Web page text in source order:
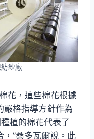
紗廠
花，這些棉花根據
嚴格指導方針作為
植的棉花代表了
”桑多瓦爾說。此